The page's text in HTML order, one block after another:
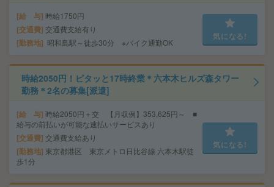
給 与 時給1750円
交通費 交通費支給有り
勤務地 昭和島駅～徒歩30分 ※バイク通勤OK
気になる!
時給2050円！ピタッと17時終業＊六本木ヒルズ森タワー
勤務＊2名の募集[派遣]
給 与 時給2050円＋交 【月収例】353,625円～ ■
給与の前払いが可能な速払いサービスあり
交通費 交通費支給あり
勤務地 東京都港区 東京メトロ日比谷線 六本木駅徒
歩1分
気になる!